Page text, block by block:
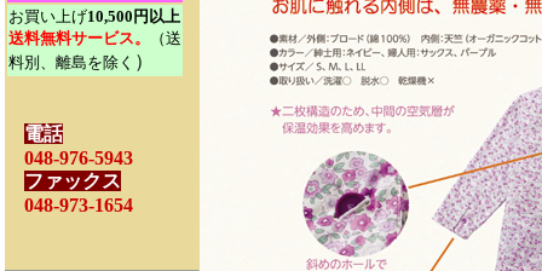
お買い上げ10,500円以上
送料無料サービス。
（送
料別、離島を除く ）
電話
048-976-5943
ファックス
048-973-1654